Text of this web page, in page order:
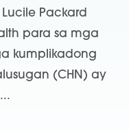
Packard
para sa mga
kumplikadong
(CHN) ay